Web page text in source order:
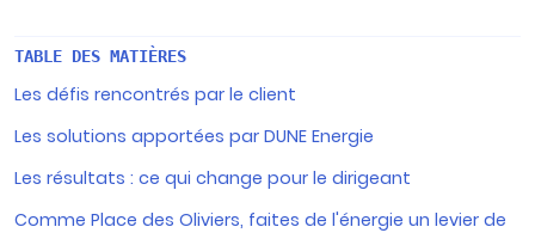
TABLE DES MATIÈRES
Les défis rencontrés par le client
Les solutions apportées par DUNE Energie
Les résultats : ce qui change pour le dirigeant
Comme Place des Oliviers, faites de l'énergie un levier de